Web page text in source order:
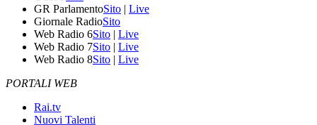
GR ParlamentoSito | Live
Giornale RadioSito
Web Radio 6Sito | Live
Web Radio 7Sito | Live
Web Radio 8Sito | Live
PORTALI WEB
Rai.tv
Nuovi Talenti